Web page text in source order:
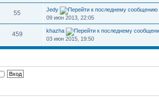
55
Jedy
09 июн 2013, 22:05
459
khazha
03 июн 2015, 19:50